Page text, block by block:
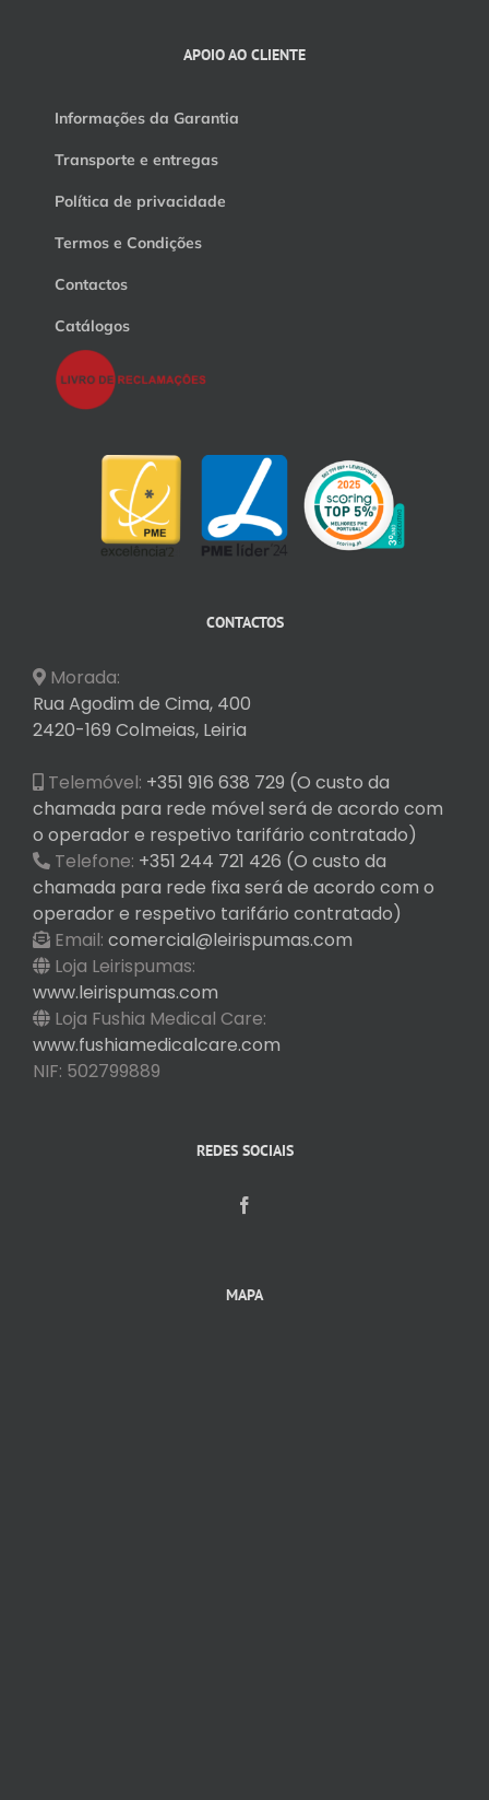
APOIO AO CLIENTE
Informações da Garantia
Transporte e entregas
Política de privacidade
Termos e Condições
Contactos
Catálogos
CONTACTOS
Morada:
Rua Agodim de Cima, 400
2420-169 Colmeias, Leiria
Telemóvel: +351 916 638 729 (O custo da
chamada para rede móvel será de acordo com
o operador e respetivo tarifário contratado)
Telefone: +351 244 721 426 (O custo da
chamada para rede fixa será de acordo com o
operador e respetivo tarifário contratado)
Email: comercial@leirispumas.com
Loja Leirispumas:
www.leirispumas.com
Loja Fushia Medical Care:
www.fushiamedicalcare.com
NIF: 502799889
REDES SOCIAIS
MAPA